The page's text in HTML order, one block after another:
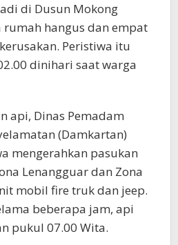
di Dusun Mokong
hangus dan empat
Peristiwa itu
dinihari saat warga
api, Dinas Pemadam
(Damkartan)
mengerahkan pasukan
Lenangguar dan Zona
mobil fire truk dan jeep.
beberapa jam, api
pukul 07.00 Wita.